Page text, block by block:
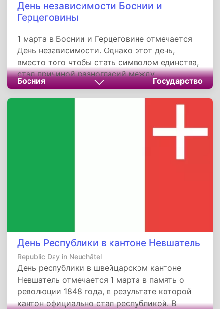
День независимости Боснии и
Герцеговины
1 марта в Боснии и Герцеговине отмечается
День независимости. Однако этот день,
вместо того чтобы стать символом единства,
стал причиной разногласий между
Федерацией Боснии и Герцеговины и
Республикой Сербской.
Босния Государство
День Республики в кантоне Невшатель
Republic Day in Neuchâtel
День республики в швейцарском кантоне
Невшатель отмечается 1 марта в память о
революции 1848 года, в результате которой
кантон официально стал республикой. В